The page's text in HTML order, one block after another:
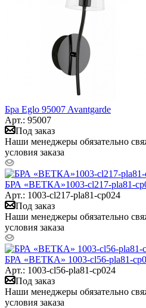
Бра Eglo 95007 Avantgarde
Арт.: 95007
Под заказ
Наши менеджеры обязательно
условия заказа
БРА «ВЕТКА»1003-cl217-pla81-
Арт.: 1003-cl217-pla81-cp024
Под заказ
Наши менеджеры обязательно
условия заказа
БРА «ВЕТКА» 1003-cl56-pla81-
Арт.: 1003-cl56-pla81-cp024
Под заказ
Наши менеджеры обязательно
условия заказа